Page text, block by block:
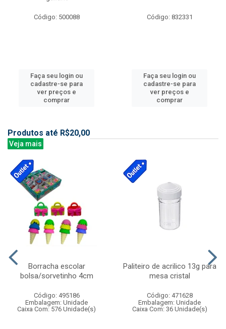
Código: 500088
Faça seu login ou
cadastre-se para
ver preços e
comprar
Código: 832331
Faça seu login ou
cadastre-se para
ver preços e
comprar
Produtos até R$20,00
Veja mais
Borracha escolar
bolsa/sorvetinho 4cm
Código: 495186
Embalagem: Unidade
Caixa Com: 576 Unidade(s)
Paliteiro de acrilico 13g para
mesa cristal
Código: 471628
Embalagem: Unidade
Caixa Com: 36 Unidade(s)